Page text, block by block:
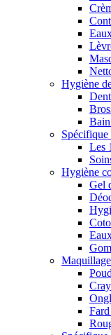
Hygiène
Spécifique
Les
Hygiène
Gel
Maquillage